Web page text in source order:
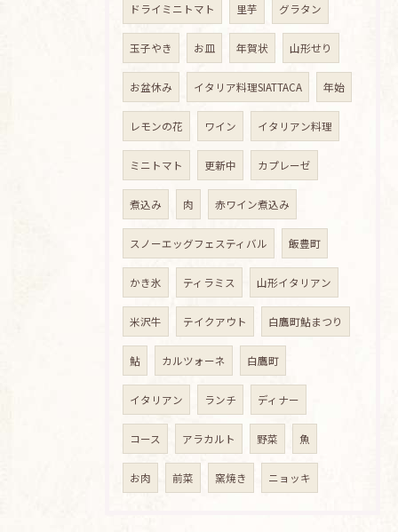
ドライミニトマト 里芋 グラタン
玉子やき お皿 年賀状 山形せり
お盆休み イタリア料理SIATTACA 年始
レモンの花 ワイン イタリアン料理
ミニトマト 更新中 カプレーゼ
煮込み 肉 赤ワイン煮込み
スノーエッグフェスティバル 飯豊町
かき氷 ティラミス 山形イタリアン
米沢牛 テイクアウト 白鷹町鮎まつり
鮎 カルツォーネ 白鷹町
イタリアン ランチ ディナー
コース アラカルト 野菜 魚
お肉 前菜 窯焼き ニョッキ